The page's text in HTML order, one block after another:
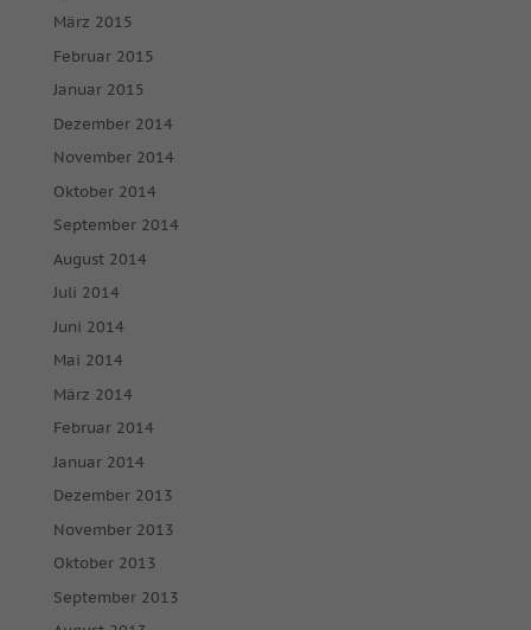
März 2015
Februar 2015
Januar 2015
Dezember 2014
November 2014
Oktober 2014
September 2014
August 2014
Juli 2014
Juni 2014
Mai 2014
März 2014
Februar 2014
Januar 2014
Dezember 2013
November 2013
Oktober 2013
September 2013